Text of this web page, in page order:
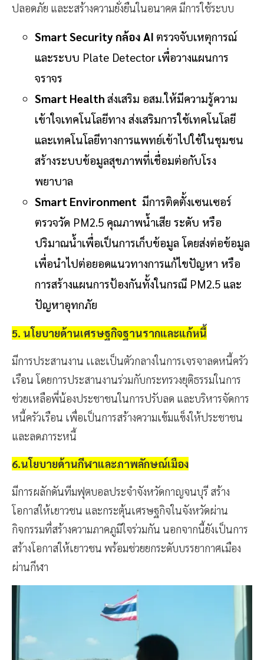
ปลอดภัย และะสร้างความยั่งยืนในอนาคต มีการใช้ระบบ
Smart Security กล้อง AI ตรวจจับเหตุการณ์
และระบบ Plate Detector เพื่อวางแผนการ
จราจร
Smart Health ส่งเสริม อสม.ให้มีความรู้ความ
เข้าใจเทคโนโลยีทาง ส่งเสริมการใช้เทคโนโลยี
และเทคโนโลยีทางการแพทย์เข้าไปใช้ในชุมชน
สร้างระบบข้อมูลสุขภาพที่เชื่อมต่อกับโรง
พยาบาล
Smart Environment มีการติดตั้งเซนเซอร์
ตรวจวัด PM2.5 คุณภาพน้ำเสีย ระดับ หรือ
ปริมาณน้ำเพื่อเป็นการเก็บข้อมูล โดยส่งต่อข้อมูล
เพื่อนำไปต่อยอดแนวทางการแก้ไขปัญหา หรือ
การสร้างแผนการป้องกันทั้งในกรณี PM2.5 และ
ปัญหาอุทกภัย
5. นโยบายด้านเศรษฐกิจฐานรากและแก้หนี้
มีการประสานงาน เเละเป็นตัวกลางในการเจรจาลดหนี้ครัว
เรือน โดยการประสานงานร่วมกับกระทรวงยุติธรรมในการ
ช่วยเหลือพี่น้องประชาชนในการปรับลด และบริหารจัดการ
หนี้ครัวเรือน เพื่อเป็นการสร้างความเข้มแข็งให้ประชาชน
และลดภาระหนี้
6.นโยบายด้านกีฬาและภาพลักษณ์เมือง
มีการผลักดันทีมฟุตบอลประจำจังหวัดกาญจนบุรี สร้าง
โอกาสให้เยาวชน และกระตุ้นเศรษฐกิจในจังหวัดผ่าน
กิจกรรมที่สร้างความภาคภูมิใจร่วมกัน นอกจากนี้ยังเป็นการ
สร้างโอกาสให้เยาวชน พร้อมช่วยยกระดับบรรยากาศเมือง
ผ่านกีฬา